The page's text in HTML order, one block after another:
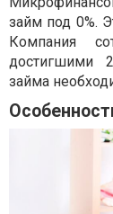
займ под 0%.
Компания
достигшими
займа